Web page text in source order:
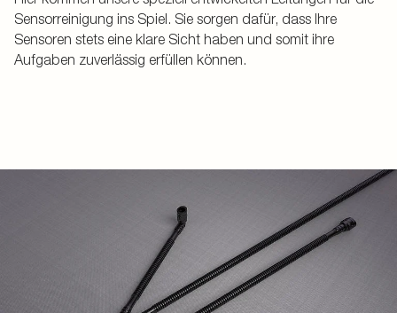
Sensorreinigung ins Spiel. Sie sorgen dafür, dass Ihre
Sensoren stets eine klare Sicht haben und somit ihre
Aufgaben zuverlässig erfüllen können.